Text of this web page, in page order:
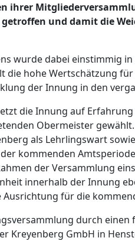
ihrer
und damit die
wurde dabei einstimmig
die hohe Wertschätzung
der Innung in den
die Innung auf
Obermeister
als Lehrlingswart
kommenden
der Versammlung
innerhalb der Innung
für die
durch einen
Kreyenberg GmbH in